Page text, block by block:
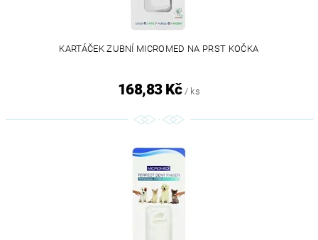
KARTÁČEK ZUBNÍ MICROMED NA PRST KOČKA
168,83 Kč / ks